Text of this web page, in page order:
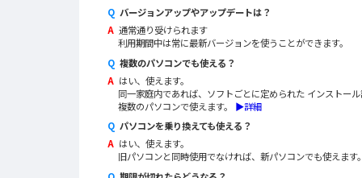
Q バージョンアップやアップデートは？
A 通常通り受けられます
利用期間中は常に最新バージョンを使うことができます。
Q 複数のパソコンでも使える？
A はい、使えます。
同一家庭内であれば、ソフトごとに定められた インストー
複数のパソコンで使えます。 ▶詳細
Q パソコンを乗り換えても使える？
A はい、使えます。
旧パソコンと同時使用でなければ、新パソコンでも使えます